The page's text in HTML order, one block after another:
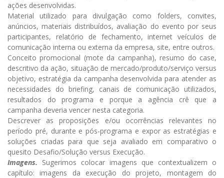
ações desenvolvidas.
Material utilizado para divulgação como folders, convites,
anúncios, materiais distribuídos, avaliação do evento por seus
participantes, relatório de fechamento, internet veículos de
comunicação interna ou externa da empresa, site, entre outros.
Conceito promocional (mote da campanha), resumo do case,
descritivo da ação, situação de mercado/produto/serviço versus
objetivo, estratégia da campanha desenvolvida para atender as
necessidades do briefing, canais de comunicação utilizados,
resultados do programa e porque a agência crê que a
campanha deveria vencer nesta categoria.
Descrever as proposições e/ou ocorrências relevantes no
período pré, durante e pós-programa e expor as estratégias e
soluções criadas para que seja avaliado em comparativo o
quesito Desafio/Solução versus Execução.
Imagens. Sugerimos colocar imagens que contextualizem o
capítulo: imagens da execução do projeto, montagem do